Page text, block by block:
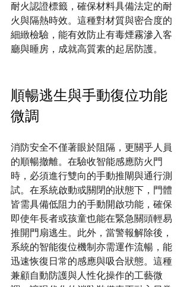
耐火認證標籤，確保材料具備法定的耐
火與隔熱時效。這種對材質與密合度的
細緻檢驗，能有效防止有毒煙霧滲入客
廳與睡房，成就高質素的起居防護。
順暢逃生與手動復位功能
微調
消防安全不僅著眼於阻隔，更關乎人員
的順暢撤離。在驗收智能感應防火門
時，必須進行雙向的手動推閘與通行測
試。在系統啟動或關閉的狀態下，門體
皆需具備低阻力的手動開啟功能，確保
即使年長者或孩童也能在緊急關頭輕易
推開門扇逃生。此外，當警報解除後，
系統的智能復位機制亦需運作流暢，能
迅速恢復日常的感應與吸合狀態。這種
兼顧自動防護與人性化操作的工藝微